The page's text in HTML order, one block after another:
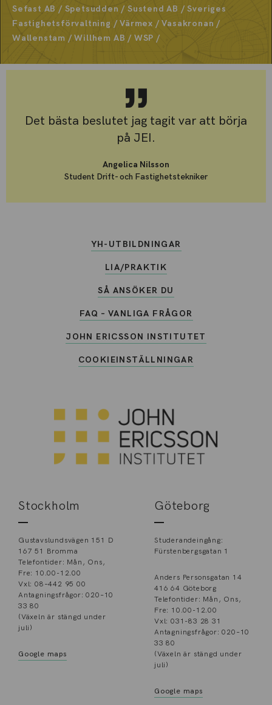
Sefast AB / Spetsudden / Sustend AB / Sveriges
Fastighetsförvaltning / Värmex / Vasakronan /
Wallenstam / Willhem AB / WSP /
Det bästa beslutet jag tagit var att börja
på JEI.
Angelica Nilsson
Student Drift- och Fastighetstekniker
YH-UTBILDNINGAR
LIA/PRAKTIK
SÅ ANSÖKER DU
FAQ – VANLIGA FRÅGOR
JOHN ERICSSON INSTITUTET
COOKIEINSTÄLLNINGAR
Stockholm
Gustavslundsvägen 151 D
167 51 Bromma
Telefontider: Mån, Ons,
Fre: 10.00-12.00
Vxl: 08–442 95 00
Antagningsfrågor: 020–10
33 80
(Växeln är stängd under
juli)
Google maps
Göteborg
Studerandeingång:
Fürstenbergsgatan 1
Anders Personsgatan 14
416 64 Göteborg
Telefontider: Mån, Ons,
Fre: 10.00-12.00
Vxl: 031-83 28 31
Antagningsfrågor: 020–10
33 80
(Växeln är stängd under
juli)
Google maps